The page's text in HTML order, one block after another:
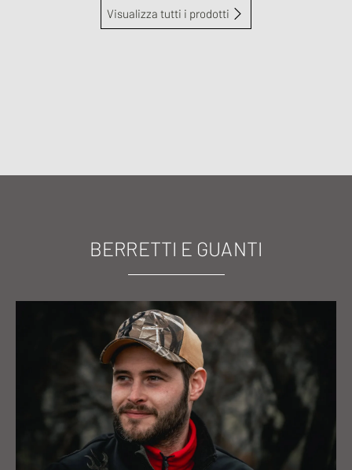
Visualizza tutti i prodotti
BERRETTI E GUANTI